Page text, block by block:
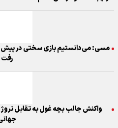
مسی: می‌دانستیم بازی سختی در پیش
رفت
واکنش جالب بچه غول به تقابل